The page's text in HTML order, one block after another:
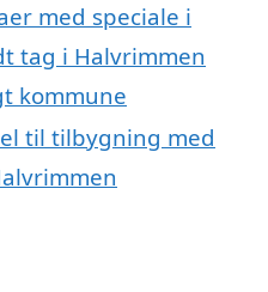
med speciale i
tag i Halvrimmen
kommune
til tilbygning med